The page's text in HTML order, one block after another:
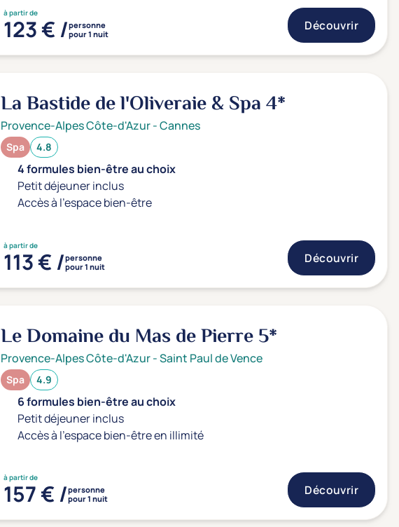
à partir de
123 € /personne
pour 1 nuit
Découvrir
La Bastide de l'Oliveraie & Spa4*
Provence-Alpes Côte-d'Azur-Cannes
Spa 4.8
4 formules bien-être au choix
Petit déjeuner inclus
Accès à l'espace bien-être
à partir de
113 € /personne
pour 1 nuit
Découvrir
Le Domaine du Mas de Pierre5*
Provence-Alpes Côte-d'Azur-Saint Paul de Vence
Spa 4.9
6 formules bien-être au choix
Petit déjeuner inclus
Accès à l'espace bien-être en illimité
à partir de
157 € /personne
pour 1 nuit
Découvrir